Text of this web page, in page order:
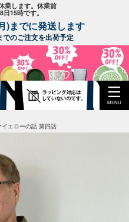
業します。休業前
15時です。
)までに発送します
のご注文を出荷予定
MENU
エローの話 第四話